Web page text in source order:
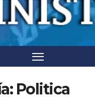
Politica